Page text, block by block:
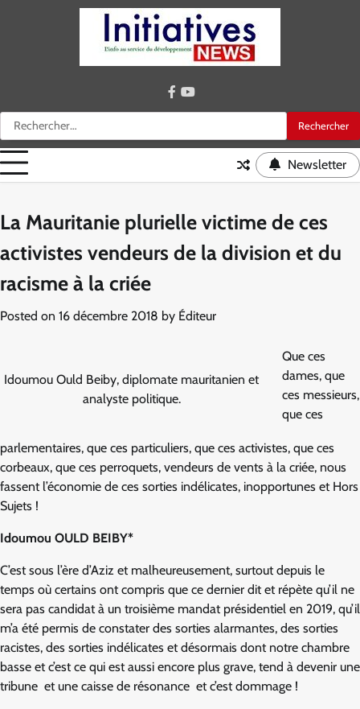
Rechercher :
facebook
youtube
Newsletter
La Mauritanie plurielle victime de ces
activistes vendeurs de la division et du
racisme à la criée
Posted on 16 décembre 2018 by Éditeur
Idoumou Ould Beiby, diplomate mauritanien et
analyste politique.
Que ces
dames, que
ces messieurs,
que ces
parlementaires, que ces particuliers, que ces activistes, que ces
corbeaux, que ces perroquets, vendeurs de vents à la criée, nous
fassent l’économie de ces sorties indélicates, inopportunes et Hors
Sujets !
Idoumou OULD BEIBY*
C’est sous l’ère d’Aziz et malheureusement, surtout depuis le
temps où certains ont compris que ce dernier dit et répète qu’il ne
sera pas candidat à un troisième mandat présidentiel en 2019, qu’il
m’a été permis de constater des sorties alarmantes, des sorties
racistes, des sorties indélicates et désormais dont notre chambre
basse et c’est ce qui est aussi encore plus grave, tend à devenir une
tribune et une caisse de résonance et c’est dommage !